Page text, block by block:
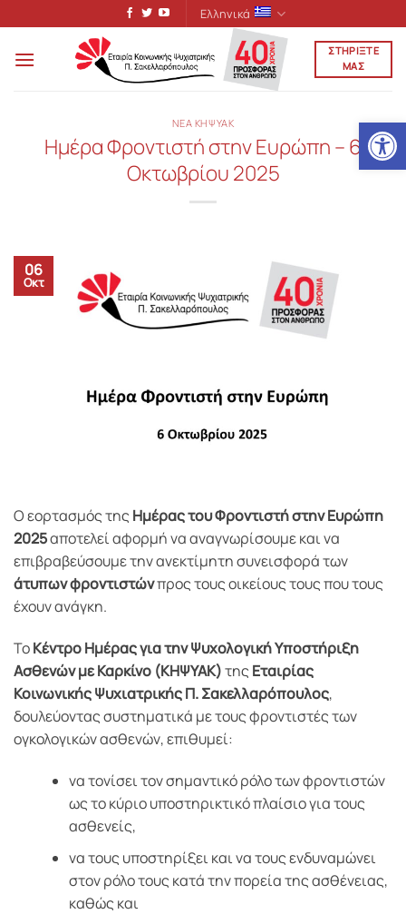
στο
περιεχόμενο
Ελληνικά
ΣΤΗΡΙΞΤΕ
ΜΑΣ
ΝΕΑ ΚΗΨΥΑΚ
Ημέρα Φροντιστή στην Ευρώπη – 6
Οκτωβρίου 2025
06
Οκτ
Ο εορτασμός της Ημέρας του Φροντιστή στην Ευρώπη
2025αποτελεί αφορμή να αναγνωρίσουμε και να
επιβραβεύσουμε την ανεκτίμητη συνεισφορά των
άτυπων φροντιστώνπρος τους οικείους τους που τους
έχουν ανάγκη.
ΤοΚέντρο Ημέρας για την Ψυχολογική Υποστήριξη
Ασθενών με Καρκίνο (ΚΗΨΥΑΚ)της Εταιρίας
Κοινωνικής Ψυχιατρικής Π. Σακελλαρόπουλος,
δουλεύοντας συστηματικά με τους φροντιστές των
ογκολογικών ασθενών, επιθυμεί:
να τονίσει τον σημαντικό ρόλο των φροντιστών
ως το κύριο υποστηρικτικό πλαίσιο για τους
ασθενείς,
να τους υποστηρίξει και να τους ενδυναμώνει
στον ρόλο τους κατά την πορεία της ασθένειας,
καθώς και